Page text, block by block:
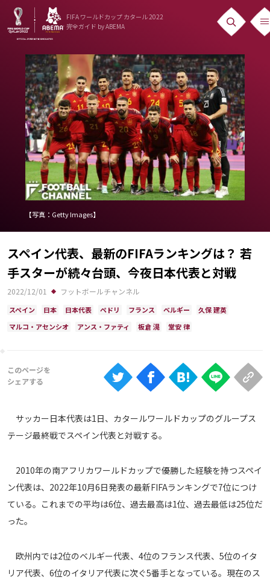
FIFA ワールドカップ カタール 2022
完全ガイド by ABEMA
ニュース
News
出場国
Teams
日本代表
Team Japan
日程・結果
Schedule
ランキング
Ranking
大会について
About
視聴方法
ABEMAの視聴について
Web
TV
メディアアライアンス
【写真：Getty Images】
スペイン代表、最新のFIFAランキングは？ 若
手スターが続々台頭、今夜日本代表と対戦
2022/12/01 フットボールチャンネル
スペイン 日本 日本代表 ペドリ フランス ベルギー
久保 建英
マルコ・アセンシオ
アンス・ファティ 板倉 滉 堂安 律
サッカー日本代表は1日、カタールワールドカップのグループス
テージ最終戦でスペイン代表と対戦する。
2010年の南アフリカワールドカップで優勝した経験を持つスペイ
ン代表は、2022年10月6日発表の最新FIFAランキングで7位につけ
ている。これまでの平均は6位、過去最高は1位、過去最低は25位だ
った。
欧州内では2位のベルギー代表、4位のフランス代表、5位のイタ
リア代表、6位のイタリア代表に次ぐ5番手となっている。現在のス